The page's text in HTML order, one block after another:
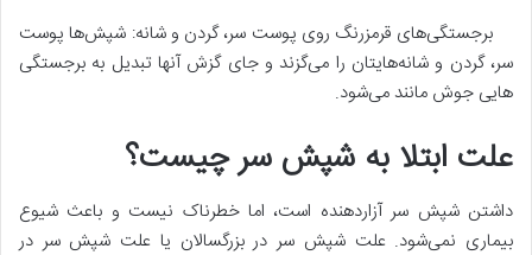
برجستگی­‌های قرمزرنگ روی پوست سر، گردن و شانه: شپش‌­ها پوست
سر، گردن و شانه‌­هایتان را می­‌گزند و جای گزش آن­ها تبدیل به برجستگی­‌
هایی جوش مانند می‌­شود.
علت ابتلا به شپش سر چیست؟
داشتن شپش سر آزاردهنده است، اما خطرناک نیست و باعث شیوع
بیماری نمی‌­شود. علت شپش سر در بزرگسالان یا علت شپش سر در